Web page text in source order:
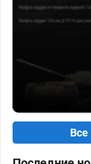
Все